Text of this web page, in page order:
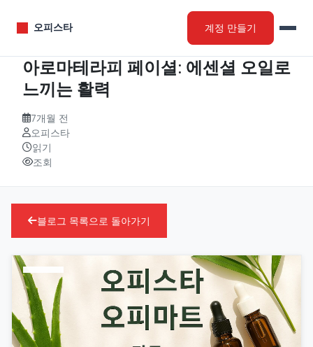
오피스타 계정 만들기
아로마테라피 페이셜: 에센셜 오일로
느끼는 활력
7개월 전
오피스타
읽기
조회
블로그 목록으로 돌아가기